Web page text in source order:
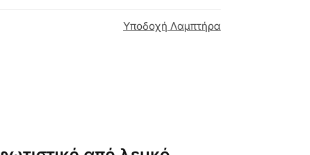
Υποδοχή Λαμπτήρα